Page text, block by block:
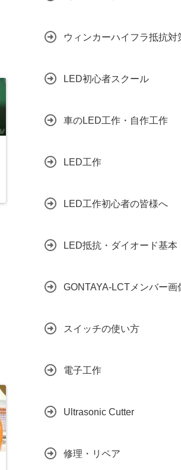
ウィンカーハイフラ抵抗対
LED初心者スクール
車のLED工作・自作工作
LED工作
LED工作初心者の皆様へ
LED抵抗・ダイオード基本
GONTAYA-LCTメンバー画
スイッチの使い方
電子工作
Ultrasonic Cutter
修理・リペア